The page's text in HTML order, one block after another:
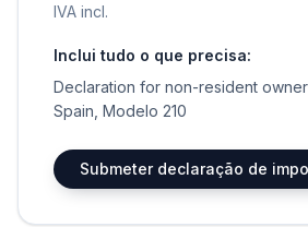
IVA incl.
Inclui tudo o que precisa:
Declaration for non-resident
Spain, Modelo 210
Submeter declaração de